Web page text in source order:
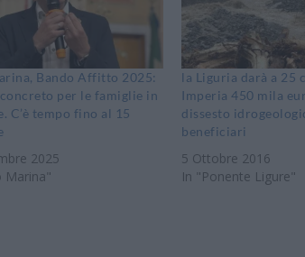
Bando Affitto 2025:
per le famiglie in
C’è tempo fino al 15
2025
Marina"
la Liguria darà a 25
Imperia 450 mila
dissesto
beneficiari
5 Ottobre 2016
In "Ponente Ligure"